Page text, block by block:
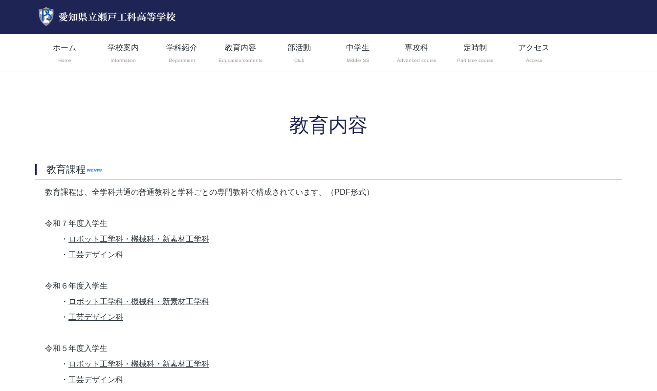
ホーム
Home
学校案内
Information
学科紹介
Department
教育内容
Education contents
部活動
Club
中学生
Middle SS
専攻科
Advanced course
定時制
Part time course
アクセス
Access
教育内容
教育課程
教育課程は、全学科共通の普通教科と学科ごとの専門教科で構成されています。（PDF形式）
令和７年度入学生
・ ロボット工学科・機械科・新素材工学科
・ 工芸デザイン科
令和６年度入学生
・ ロボット工学科・機械科・新素材工学科
・ 工芸デザイン科
令和５年度入学生
・ ロボット工学科・機械科・新素材工学科
・ 工芸デザイン科